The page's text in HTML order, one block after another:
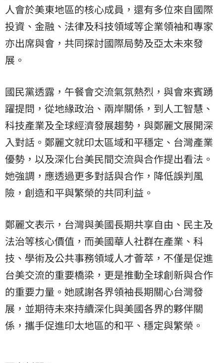
人會於美東地區的核心成員，還有多位來自國際
投資、金融、法律及科技領域等企業領袖和專家
亦出席與會，共同探討國際局勢及亞太未來發
展。
國民黨透露，午餐會交流氣氛熱烈，與會來賓踴
躍提問，從地緣政治、兩岸關係，到人工智慧、
科技產業及全球經濟發展趨勢，與鄭麗文展開深
入對話。鄭麗文就印太區域和平穩定、台灣產業
優勢，以及深化台美民間交流與合作提出看法。
她強調，應透過更多對話與合作，降低誤判風
險，創造和平與繁榮的共同利益。
鄭麗文表示，台灣與美國長期共享自由、民主及
法治等核心價值，而美國華人社群在產業、科
技、學術及公共事務領域人才薈萃，不僅是促進
台美交流的重要橋梁，更是推動全球創新與合作
的重要力量。她感謝各界領袖長期關心台灣發
展，並期待未來持續深化與美國各界的夥伴關
係，攜手促進印太地區的和平、穩定與繁榮。